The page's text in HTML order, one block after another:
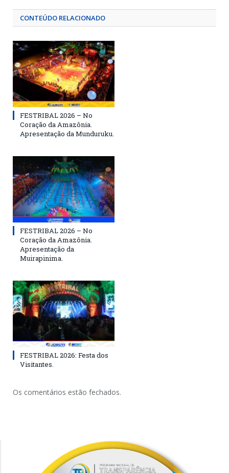
CONTEÚDO RELACIONADO
FESTRIBAL 2026 – No
Coração da Amazônia.
Apresentação da Munduruku.
FESTRIBAL 2026 – No
Coração da Amazônia.
Apresentação da
Muirapinima.
FESTRIBAL 2026: Festa dos
Visitantes.
Os comentários estão fechados.